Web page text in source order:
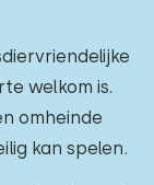
welkom is.
omheinde
kan spelen.